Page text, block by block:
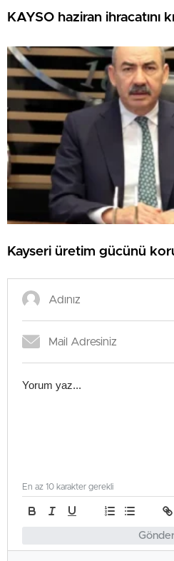
KAYSO haziran ihracatını
Kayseri üretim gücünü
Gönder
En az 10 karakter gerekli